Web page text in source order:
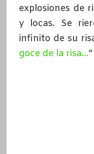
explosiones de
y locas. Se
infinito de su
goce de la risa…”